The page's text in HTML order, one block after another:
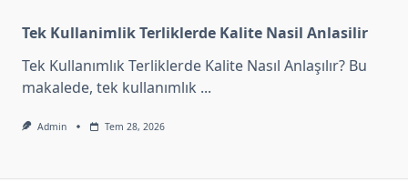
Tek Kullanimlik Terliklerde Kalite Nasil Anlasilir
Tek Kullanımlık Terliklerde Kalite Nasıl Anlaşılır? Bu
makalede, tek kullanımlık ...
Admin Tem 28, 2026